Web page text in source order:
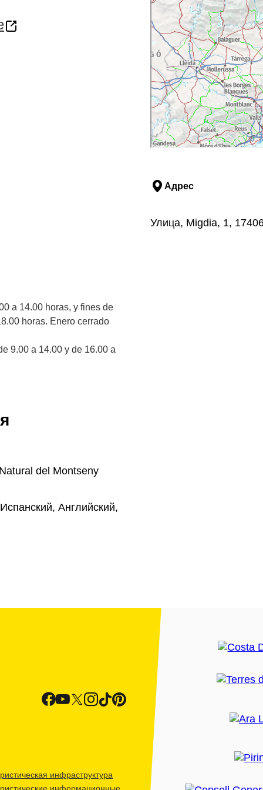
Адрес
Улица, Migdia, 1,
a 14.00 horas, y fines de
horas. Enero cerrado
9.00 a 14.00 y de 16.00 a
del Montseny
Английский,
инфраструктура